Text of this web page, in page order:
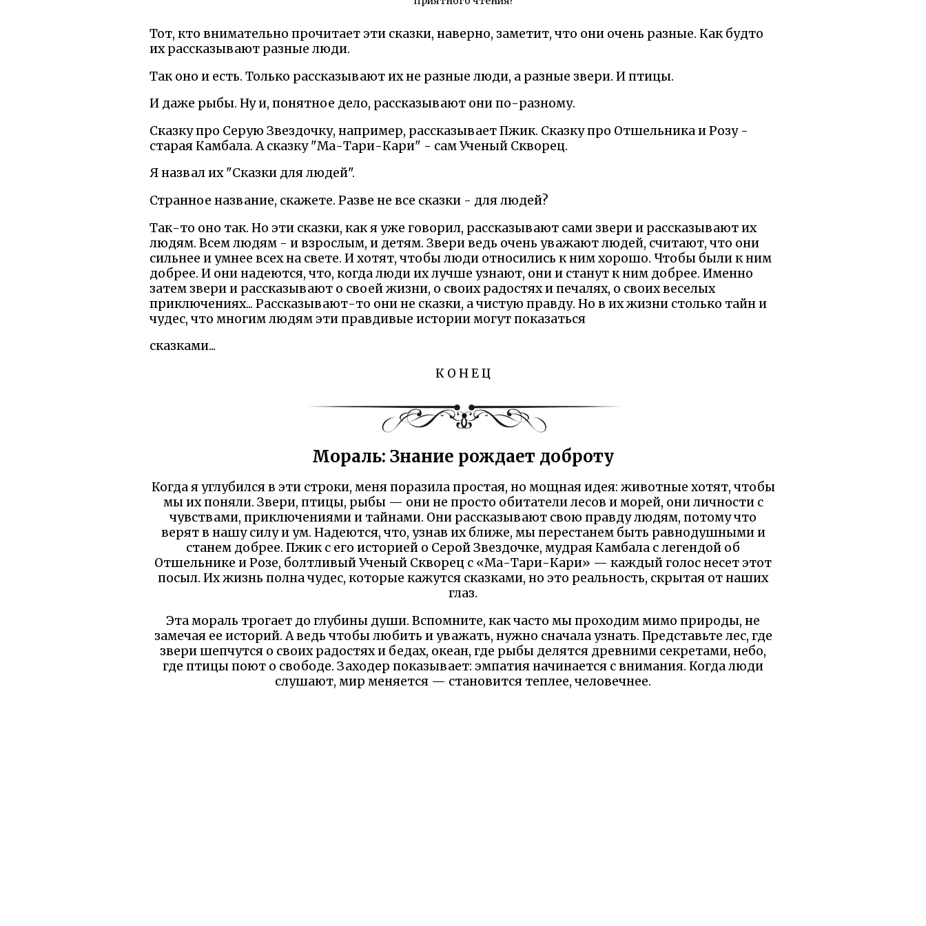
Тот, кто внимательно прочитает эти сказки, наверно, заметит, что они очень разные. Как будто
их рассказывают разные люди.
Так оно и есть. Только рассказывают их не разные люди, а разные звери. И птицы.
И даже рыбы. Ну и, понятное дело, рассказывают они по-разному.
Сказку про Серую Звездочку, например, рассказывает Пжик. Сказку про Отшельника и Розу -
старая Камбала. А сказку "Ма-Тари-Кари" - сам Ученый Скворец.
Я назвал их "Сказки для людей".
Странное название, скажете. Разве не все сказки - для людей?
Так-то оно так. Но эти сказки, как я уже говорил, рассказывают сами звери и рассказывают их
людям. Всем людям - и взрослым, и детям. Звери ведь очень уважают людей, считают, что они
сильнее и умнее всех на свете. И хотят, чтобы люди относились к ним хорошо. Чтобы были к ним
добрее. И они надеются, что, когда люди их лучше узнают, они и станут к ним добрее. Именно
затем звери и рассказывают о своей жизни, о своих радостях и печалях, о своих веселых
приключениях... Рассказывают-то они не сказки, а чистую правду. Но в их жизни столько тайн и
чудес, что многим людям эти правдивые истории могут показаться
сказками...
К О Н Е Ц
Мораль: Знание рождает доброту
Когда я углубился в эти строки, меня поразила простая, но мощная идея: животные хотят, чтобы
мы их поняли. Звери, птицы, рыбы — они не просто обитатели лесов и морей, они личности с
чувствами, приключениями и тайнами. Они рассказывают свою правду людям, потому что
верят в нашу силу и ум. Надеются, что, узнав их ближе, мы перестанем быть равнодушными и
станем добрее. Пжик с его историей о Серой Звездочке, мудрая Камбала с легендой об
Отшельнике и Розе, болтливый Ученый Скворец с «Ма-Тари-Кари» — каждый голос несет этот
посыл. Их жизнь полна чудес, которые кажутся сказками, но это реальность, скрытая от наших
глаз.
Эта мораль трогает до глубины души. Вспомните, как часто мы проходим мимо природы, не
замечая ее историй. А ведь чтобы любить и уважать, нужно сначала узнать. Представьте лес, где
звери шепчутся о своих радостях и бедах, океан, где рыбы делятся древними секретами, небо,
где птицы поют о свободе. Заходер показывает: эмпатия начинается с внимания. Когда люди
слушают, мир меняется — становится теплее, человечнее.